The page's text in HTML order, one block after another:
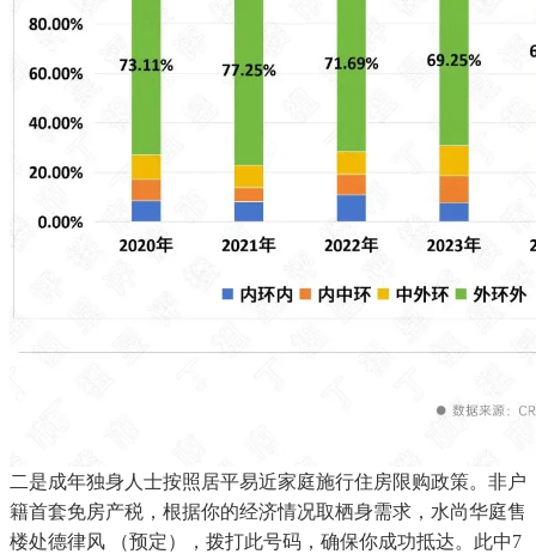
二是成年独身人士按照居平易近家庭施行住房限购政策。非户
籍首套免房产税，根据你的经济情况取栖身需求，水尚华庭售
楼处德律风 （预定），拨打此号码，确保你成功抵达。此中7